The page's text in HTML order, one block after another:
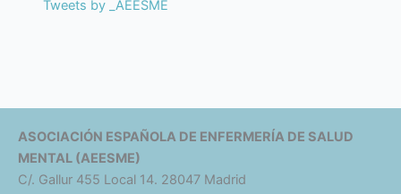
Tweets by _AEESME
ASOCIACIÓN ESPAÑOLA DE ENFERMERÍA DE SALUD
MENTAL (AEESME)
C/. Gallur 455 Local 14. 28047 Madrid